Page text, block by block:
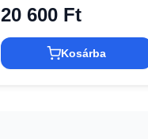
20 600 Ft
Kosárba